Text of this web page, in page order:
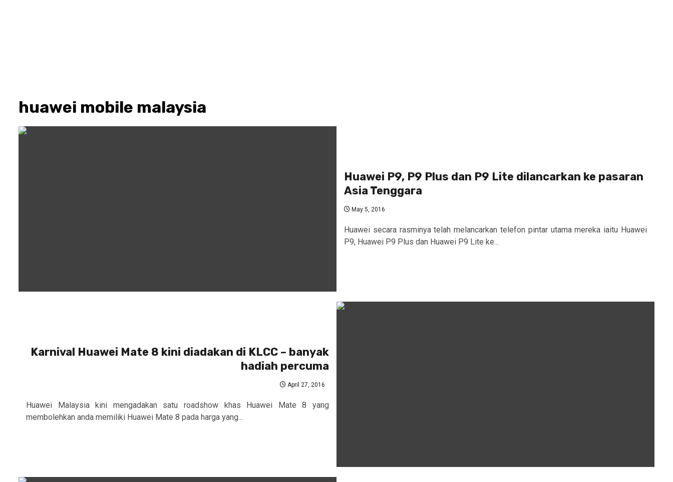
huawei mobile malaysia
Huawei P9, P9 Plus dan P9 Lite dilancarkan ke pasaran
Asia Tenggara
May 5, 2016
Huawei secara rasminya telah melancarkan telefon pintar utama mereka iaitu Huawei
P9, Huawei P9 Plus dan Huawei P9 Lite ke...
Karnival Huawei Mate 8 kini diadakan di KLCC – banyak
hadiah percuma
April 27, 2016
Huawei Malaysia kini mengadakan satu roadshow khas Huawei Mate 8 yang
membolehkan anda memiliki Huawei Mate 8 pada harga yang...